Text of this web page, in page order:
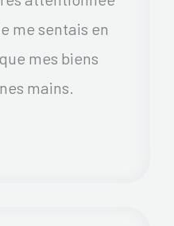
me sentais en
mes biens
mains.